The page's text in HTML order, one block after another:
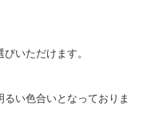
いただけます。
い色合いとなっておりま